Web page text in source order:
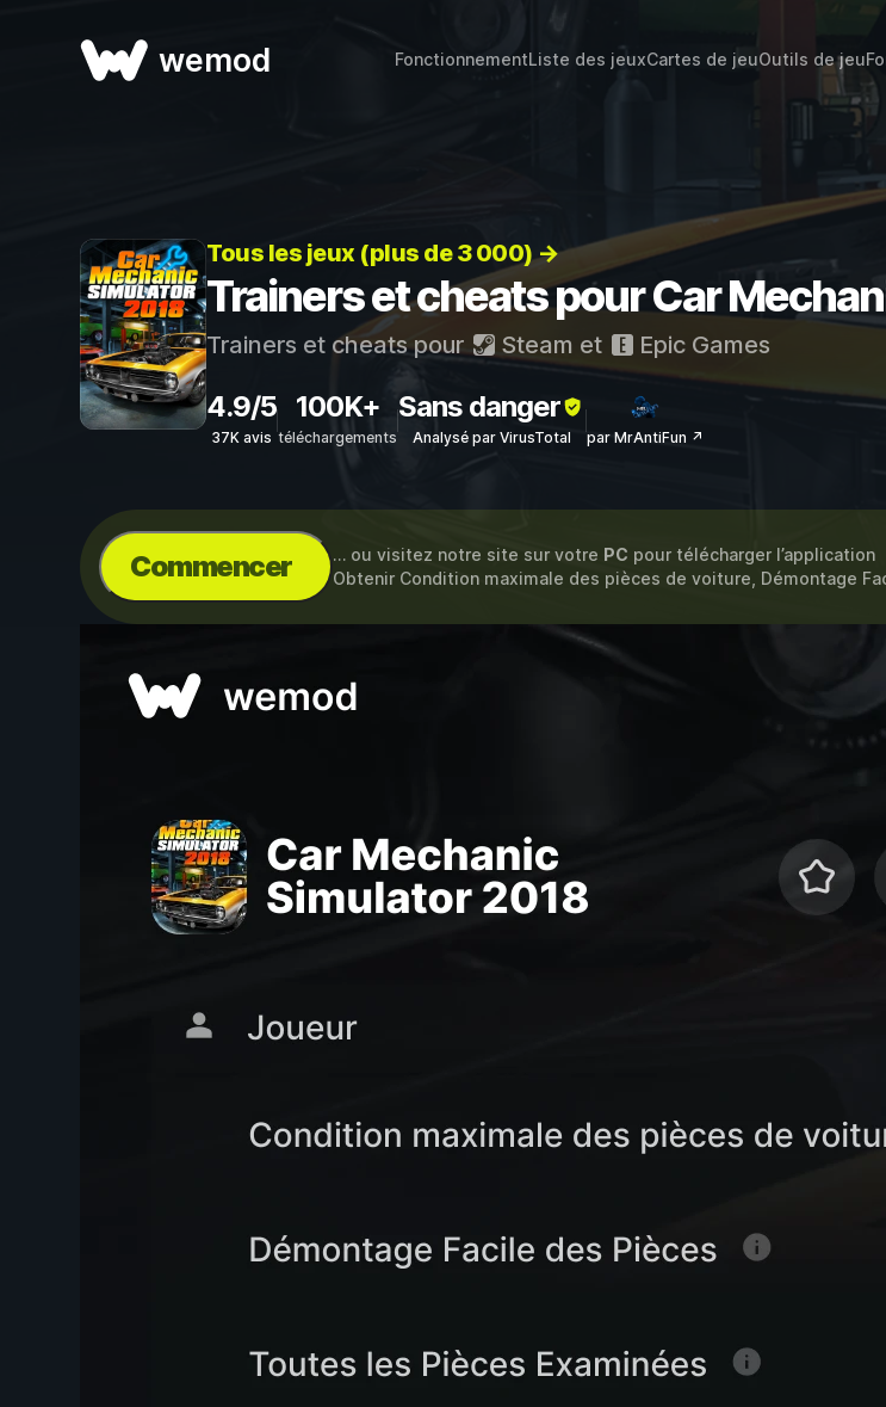
wemod FonctionnementListe des jeuxCartes de jeuOutils de jeu
Tous les jeux (plus de 3 000) →
Trainers et cheats pour Car
Trainers et cheats pour Steam et Epic Games
4.9/5
37K avis
100K+
téléchargements
Sans danger
Analysé par VirusTotal par MrAntiFun ↗
Commencer … ou visitez notre site sur votre PC pour télécharger l’application
Obtenir Condition maximale des pièces de voiture, Démontage